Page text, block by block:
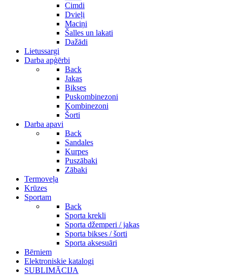
Cimdi
Dvieļi
Maciņi
Šalles un lakati
Dažādi
Lietussargi
Darba apģērbi
Back
Jakas
Bikses
Puskombinezoni
Kombinezoni
Šorti
Darba apavi
Back
Sandales
Kurpes
Puszābaki
Zābaki
Termoveļa
Krūzes
Sportam
Back
Sporta krekli
Sporta džemperi / jakas
Sporta bikses / šorti
Sporta aksesuāri
Bērniem
Elektroniskie katalogi
SUBLIMĀCIJA